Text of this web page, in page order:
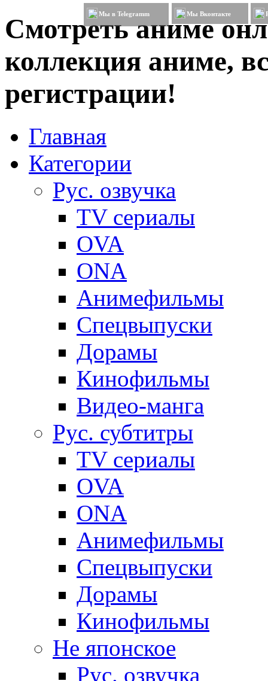
Смотреть аниме
коллекция аниме,
регистрации!
Мы в Telegramm Мы Вконтакте
Главная
Категории
Рус. озвучка
TV сериалы
OVA
ONA
Анимефильмы
Спецвыпуски
Дорамы
Кинофильмы
Видео-манга
Рус. субтитры
TV сериалы
OVA
ONA
Анимефильмы
Спецвыпуски
Дорамы
Кинофильмы
Не японское
Рус. озвучка